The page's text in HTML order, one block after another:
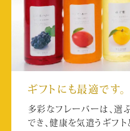
ギフトにも最適です。
多彩なフレーバーは、選
でき、健康を気遣うギフ